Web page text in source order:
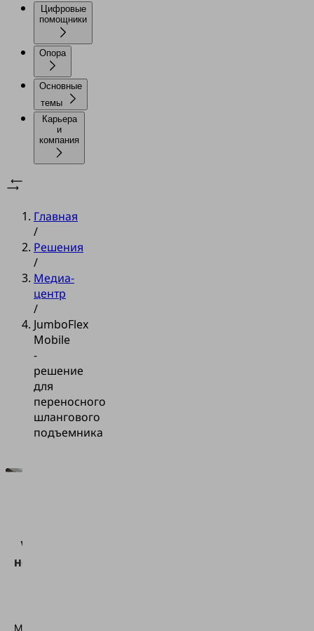
Цифровые
помощники
Опора
Основные
темы
Карьера
и
компания
Главная
/
Решения
/
Медиа-
центр
/
JumboFlex
Mobile
-
решение
для
переносного
шлангового
подъемника
Vimeo нам
необходимо
Мы